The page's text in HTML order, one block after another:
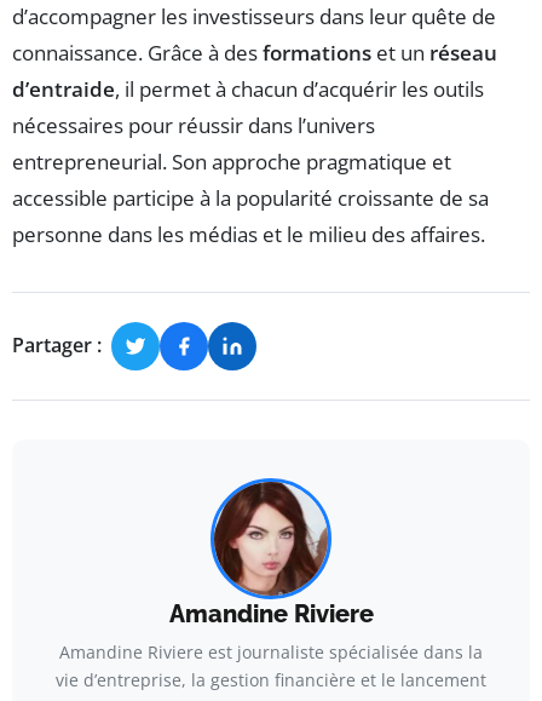
d’accompagner les investisseurs dans leur quête de
connaissance. Grâce à desformations et un réseau
d’entraide, il permet à chacun d’acquérir les outils
nécessaires pour réussir dans l’univers
entrepreneurial. Son approche pragmatique et
accessible participe à la popularité croissante de sa
personne dans les médias et le milieu des affaires.
Partager :
Amandine Riviere
Amandine Riviere est journaliste spécialisée dans la
vie d’entreprise, la gestion financière et le lancement